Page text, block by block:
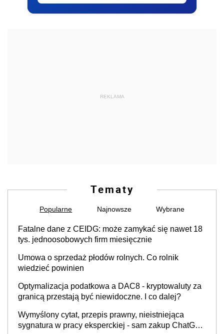
REKLAMA
Tematy
Popularne Najnowsze Wybrane
Fatalne dane z CEIDG: może zamykać się nawet 18
tys. jednoosobowych firm miesięcznie
Umowa o sprzedaż płodów rolnych. Co rolnik
wiedzieć powinien
Optymalizacja podatkowa a DAC8 - kryptowaluty za
granicą przestają być niewidoczne. I co dalej?
Wymyślony cytat, przepis prawny, nieistniejąca
sygnatura w pracy eksperckiej - sam zakup ChatGPT